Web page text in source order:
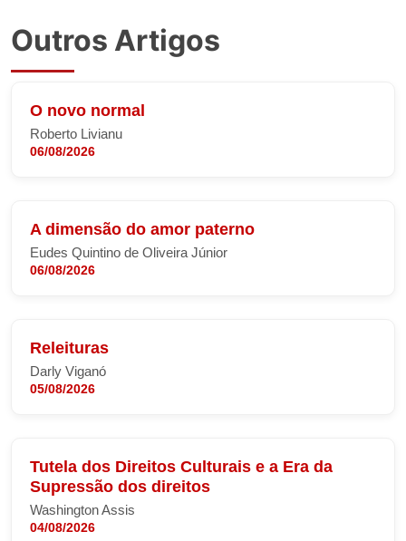
Outros Artigos
O novo normal
Roberto Livianu
06/08/2026
A dimensão do amor paterno
Eudes Quintino de Oliveira Júnior
06/08/2026
Releituras
Darly Viganó
05/08/2026
Tutela dos Direitos Culturais e a Era da
Supressão dos direitos
Washington Assis
04/08/2026